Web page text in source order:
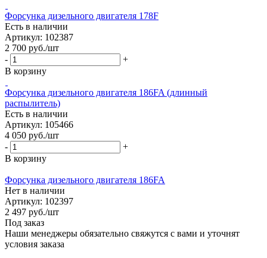
Форсунка дизельного двигателя 178F
Есть в наличии
Артикул: 102387
2 700 руб./шт
-
+
В корзину
Форсунка дизельного двигателя 186FA (длинный
распылитель)
Есть в наличии
Артикул: 105466
4 050 руб./шт
-
+
В корзину
Форсунка дизельного двигателя 186FA
Нет в наличии
Артикул: 102397
2 497 руб./шт
Под заказ
Наши менеджеры обязательно свяжутся с вами и уточнят
условия заказа